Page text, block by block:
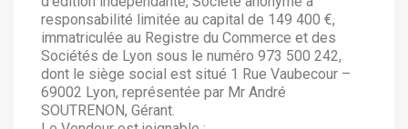
responsabilité limitée au capital de 149 400 €,
immatriculée au Registre du Commerce et des
Sociétés de Lyon sous le numéro 973 500 242,
dont le siège social est situé 1 Rue Vaubecour –
69002 Lyon, représentée par Mr André
SOUTRENON, Gérant.